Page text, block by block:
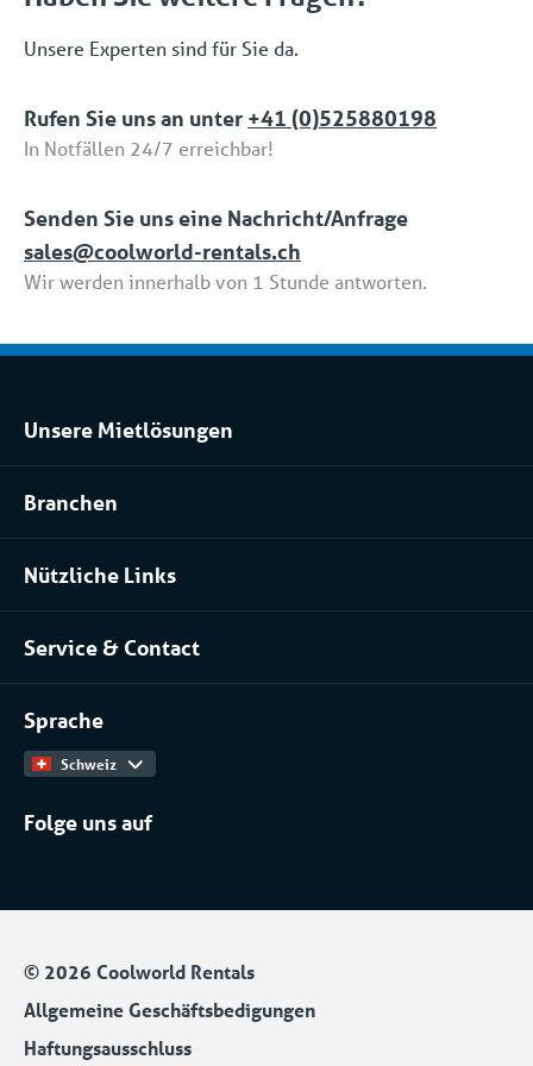
Unsere Experten sind für Sie da.
Rufen Sie uns an unter +41 (0)525880198
In Notfällen 24/7 erreichbar!
Senden Sie uns eine Nachricht/Anfrage
sales@coolworld-rentals.ch
Wir werden innerhalb von 1 Stunde antworten.
Unsere Mietlösungen
Kühlraum und Tiefkühlraum mieten
Prozessanlage mieten
Klimatisierung mieten
Branchen
Lebensmittel- und Ernährungsindustrie
Pharma
Serverraume und Rechenzentren
Chemische Industrie
Installateure
Nützliche Links
Über uns
Unser Team
Arbeiten bei
Produktkatalog
Service & Contact
Kontakt
Sprache
Schweiz
Folge uns auf
© 2026 Coolworld Rentals
Allgemeine Geschäftsbedigungen
Haftungsausschluss